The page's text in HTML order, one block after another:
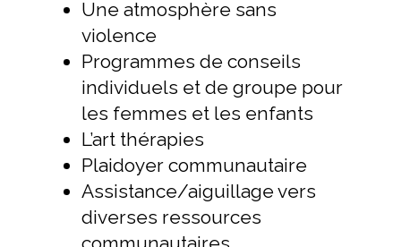
Une atmosphère sans
violence
Programmes de conseils
individuels et de groupe pour
les femmes et les enfants
L’art thérapies
Plaidoyer communautaire
Assistance/aiguillage vers
diverses ressources